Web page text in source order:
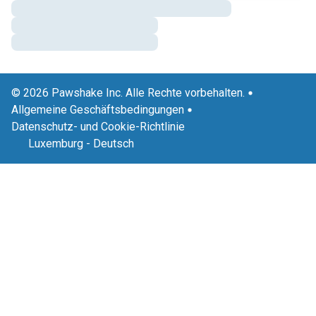
© 2026 Pawshake Inc. Alle Rechte vorbehalten.
Allgemeine Geschäftsbedingungen
Datenschutz- und Cookie-Richtlinie
Luxemburg - Deutsch